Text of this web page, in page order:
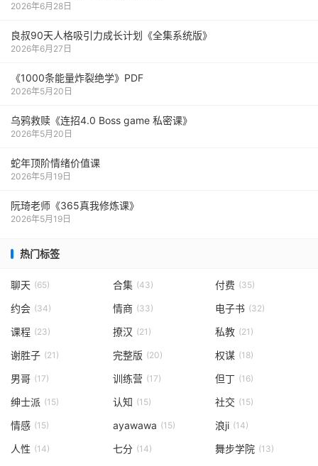
2026年6月28日
良叔90天人格吸引力成长计划《全集系统版》
2026年6月27日
《1000‮能条‬‎量‮裂炸‬‎绝学》PDF
2026年5月20日
乌鸦救赎《连招4.0 Boss game 私密课》
2026年5月20日
蛇年顶阶情绪价值课
2026年5月19日
阮琦老师《365真我修炼课》
2026年5月19日
热门标签
聊天 (65) 合集 (43) 付费 (35)
约会 (34) 情商 (33) 电子书 (32)
课程 (23) 撩汉 (21) 私教 (21)
谢胜子 (21) 完整版 (20) 权谋 (18)
男哥 (17) 训练营 (17) 但丁 (16)
绅士派 (15) 认知 (15) 社交 (15)
情感 (15) ayawawa (15) 浪ji (14)
人性 (14) 七分 (14) 舞步学院 (13)